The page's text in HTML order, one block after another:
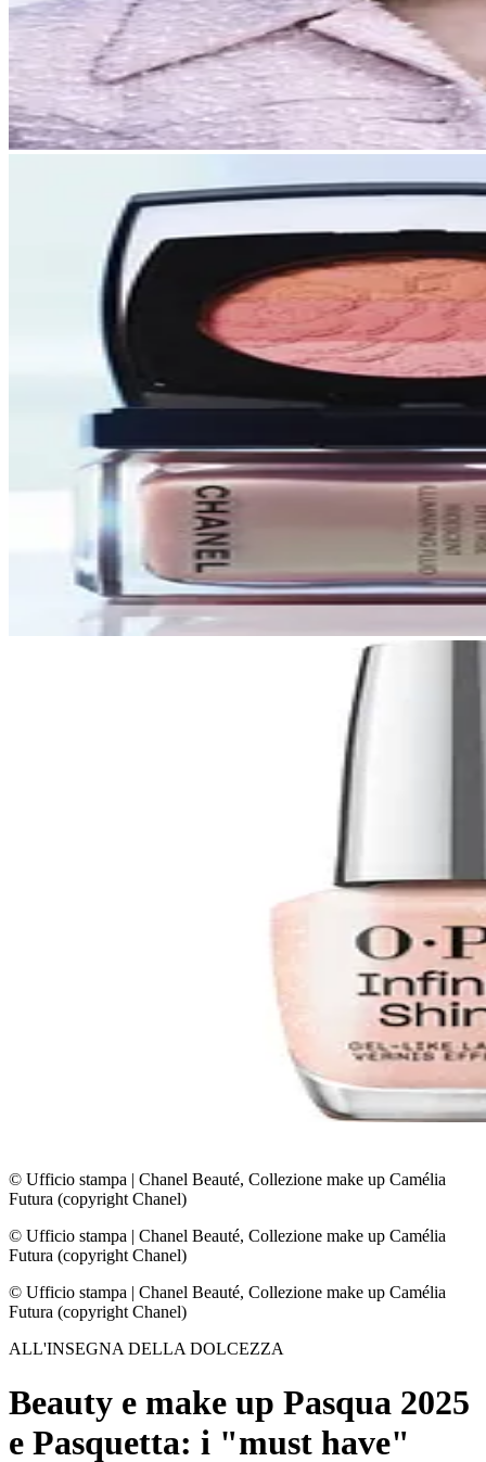
© Ufficio stampa | Chanel Beauté, Collezione make up Camélia
Futura (copyright Chanel)
© Ufficio stampa | Chanel Beauté, Collezione make up Camélia
Futura (copyright Chanel)
© Ufficio stampa | Chanel Beauté, Collezione make up Camélia
Futura (copyright Chanel)
ALL'INSEGNA DELLA DOLCEZZA
Beauty e make up Pasqua 2025
e Pasquetta: i "must have"